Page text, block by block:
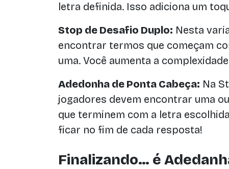
letra definida. Isso adiciona um
Stop de Desafio Duplo: Nesta
encontrar termos que começam
uma. Você aumenta a
Adedonha de Ponta Cabeça: Na
jogadores devem encontrar uma
que terminem com a letra
ficar no fim de cada resposta!
Finalizando… é